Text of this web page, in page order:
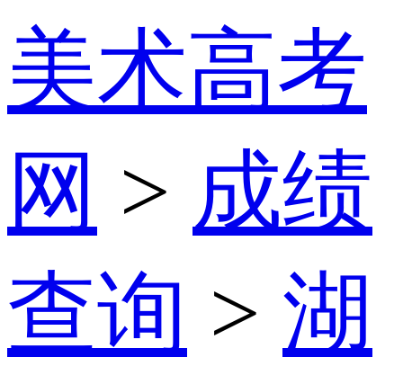
美术高考
网 > 成绩
查询 > 湖